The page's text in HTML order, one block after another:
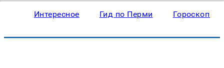
Интересное Гид по Перми Гороскопы